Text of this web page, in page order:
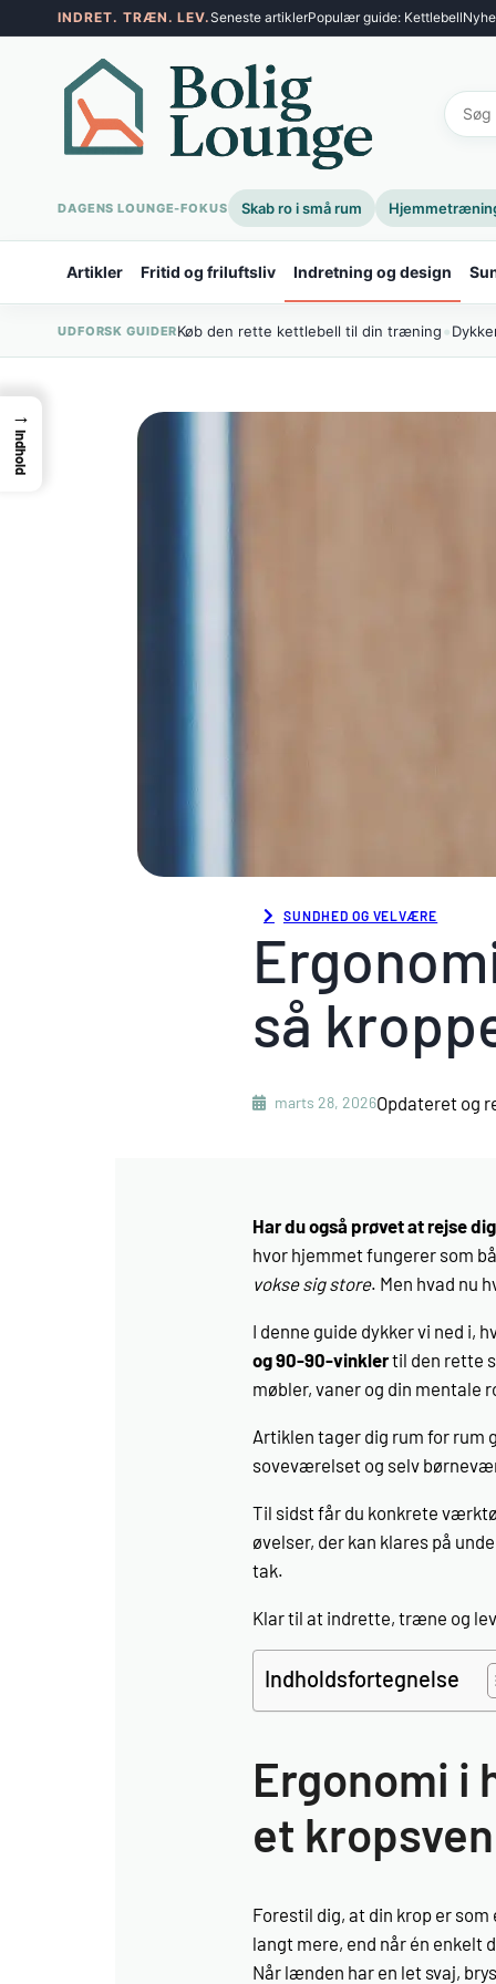
til
INDRET. TRÆN. LEV.Seneste artiklerPopulær guide: Kettlebell
DAGENS LOUNGE-FOKUS Skab ro i små rum
Artikler Fritid og friluftsliv Indretning og design
UDFORSK GUIDERKøb den rette kettlebell til din træning•
SUNDHED OG VELVÆRE
så
marts 28, 2026Opdateret og
Har du også prøvet at rejse
hvor hjemmet fungerer som
vokse sig store. Men hvad nu
I denne guide dykker vi ned i,
og 90-90-vinklertil den rette
møbler, vaner og din mentale
Artiklen tager dig rum for rum
soveværelset og selv
Til sidst får du konkrete
øvelser, der kan klares på
tak.
Klar til at indrette, træne og
Indholdsfortegnelse
Ergonomi i
et
Forestil dig, at din krop er
langt mere, end når én enkelt
Når lænden har en let svaj,
→
Indhold